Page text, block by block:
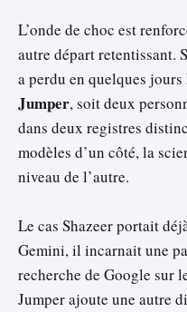
L’onde de choc est
autre départ retentissant.
a perdu en quelques jours
Jumper, soit deux
dans deux registres
modèles d’un côté, la
niveau de l’autre.
Le cas Shazeer portait
Gemini, il incarnait une
recherche de Google sur
Jumper ajoute une autre